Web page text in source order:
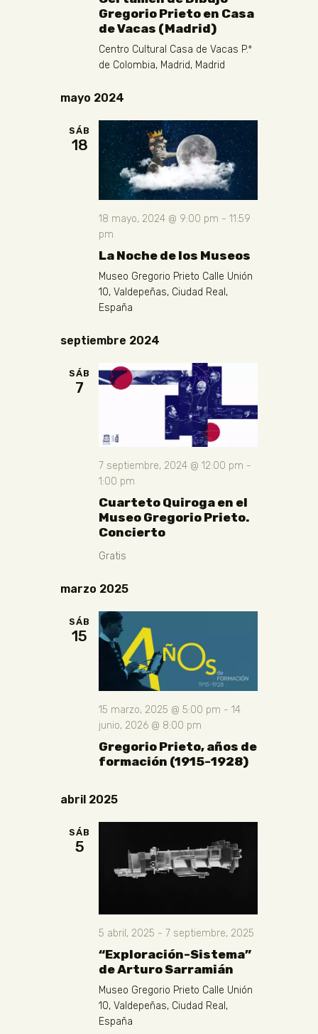
n
t
Gregorio Prieto en Casa
de Vacas (Madrid)
Centro Cultural Casa de Vacas P.º
de Colombia, Madrid, Madrid
mayo 2024
SÁB
18
18 mayo, 2024 @ 9:00 pm - 11:59
pm
La Noche de los Museos
Museo Gregorio Prieto Calle Unión
10, Valdepeñas, Ciudad Real,
España
septiembre 2024
SÁB
7
7 septiembre, 2024 @ 12:00 pm -
1:00 pm
Cuarteto Quiroga en el
Museo Gregorio Prieto.
Concierto
Gratis
marzo 2025
SÁB
15
15 marzo, 2025 @ 5:00 pm - 14
junio, 2026 @ 8:00 pm
Gregorio Prieto, años de
formación (1915-1928)
abril 2025
SÁB
5
5 abril, 2025 - 7 septiembre, 2025
“Exploración-Sistema”
de Arturo Sarramián
Museo Gregorio Prieto Calle Unión
10, Valdepeñas, Ciudad Real,
España